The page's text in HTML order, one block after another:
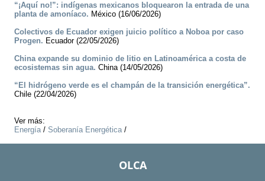
“¡Aquí no!”: indígenas mexicanos bloquearon la entrada de una
planta de amoníaco. México (16/06/2026)
Colectivos de Ecuador exigen juicio político a Noboa por caso
Progen. Ecuador (22/05/2026)
China expande su dominio de litio en Latinoamérica a costa de
ecosistemas sin agua. China (14/05/2026)
“El hidrógeno verde es el champán de la transición energética”.
Chile (22/04/2026)
Ver más:
Energía/ Soberanía Energética/
OLCA